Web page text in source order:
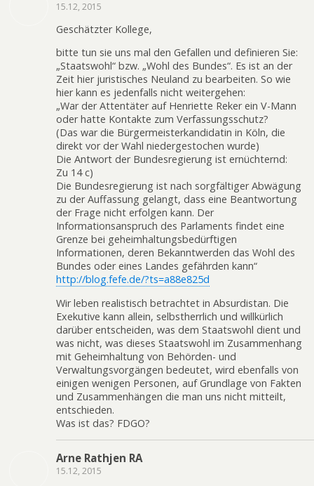
15.12, 2015
Geschätzter Kollege,
bitte tun sie uns mal den Gefallen und definieren Sie:
„Staatswohl“ bzw. „Wohl des Bundes“. Es ist an der
Zeit hier juristisches Neuland zu bearbeiten. So wie
hier kann es jedenfalls nicht weitergehen:
„War der Attentäter auf Henriette Reker ein V-Mann
oder hatte Kontakte zum Verfassungsschutz?
(Das war die Bürgermeisterkandidatin in Köln, die
direkt vor der Wahl niedergestochen wurde)
Die Antwort der Bundesregierung ist ernüchternd:
Zu 14 c)
Die Bundesregierung ist nach sorgfältiger Abwägung
zu der Auffassung gelangt, dass eine Beantwortung
der Frage nicht erfolgen kann. Der
Informationsanspruch des Parlaments findet eine
Grenze bei geheimhaltungsbedürftigen
Informationen, deren Bekanntwerden das Wohl des
Bundes oder eines Landes gefährden kann“
http://blog.fefe.de/?ts=a88e825d
Wir leben realistisch betrachtet in Absurdistan. Die
Exekutive kann allein, selbstherrlich und willkürlich
darüber entscheiden, was dem Staatswohl dient und
was nicht, was dieses Staatswohl im Zusammenhang
mit Geheimhaltung von Behörden- und
Verwaltungsvorgängen bedeutet, wird ebenfalls von
einigen wenigen Personen, auf Grundlage von Fakten
und Zusammenhängen die man uns nicht mitteilt,
entschieden.
Was ist das? FDGO?
Arne Rathjen RA
15.12, 2015